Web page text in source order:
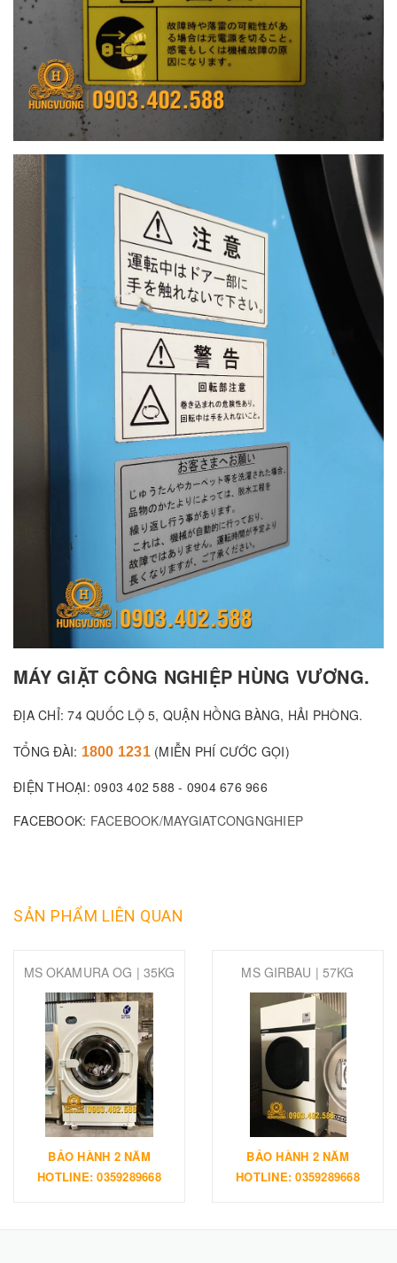
MÁY GIẶT CÔNG NGHIỆP HÙNG VƯƠNG.
ĐỊA CHỈ: 74 QUỐC LỘ 5, QUẬN HỒNG BÀNG, HẢI PHÒNG.
TỔNG ĐÀI: 1800 1231 (MIỄN PHÍ CƯỚC GỌI)
ĐIỆN THOẠI: 0903 402 588 - 0904 676 966
FACEBOOK: FACEBOOK/MAYGIATCONGNGHIEP
SẢN PHẨM LIÊN QUAN
MS OKAMURA OG | 35KG
BẢO HÀNH 2 NĂM
HOTLINE: 0359289668
MS GIRBAU | 57KG
BẢO HÀNH 2 NĂM
HOTLINE: 0359289668